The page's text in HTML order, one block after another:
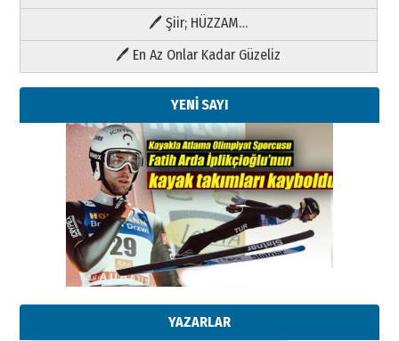
🖊 Şiir; HÜZZAM…
🖊 En Az Onlar Kadar Güzeliz
YENİ SAYI
YAZARLAR
Kenan GÜLERCİ
Metin Külünk: Aileyi Korumak
11 Mayıs 2026 Pazartesi